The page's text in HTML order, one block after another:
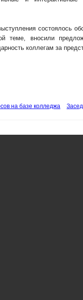
состоялось
теме, вносили
коллегам за
на базе колледжа